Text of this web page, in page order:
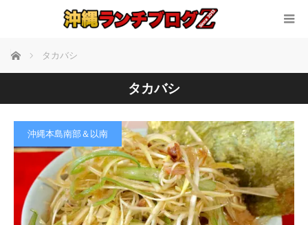
ホーム タカバシ
タカバシ
沖縄本島南部＆以南